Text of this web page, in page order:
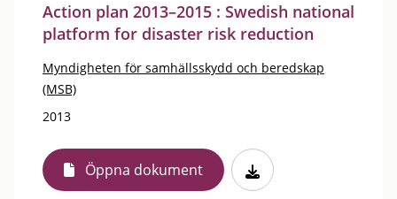
Action plan 2013–2015 : Swedish national
platform for disaster risk reduction
Myndigheten för samhällsskydd och beredskap
(MSB)
2013
Öppna dokument